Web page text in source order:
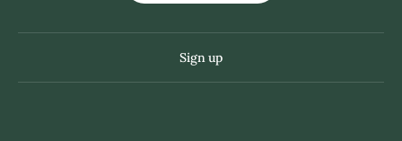
Sign up